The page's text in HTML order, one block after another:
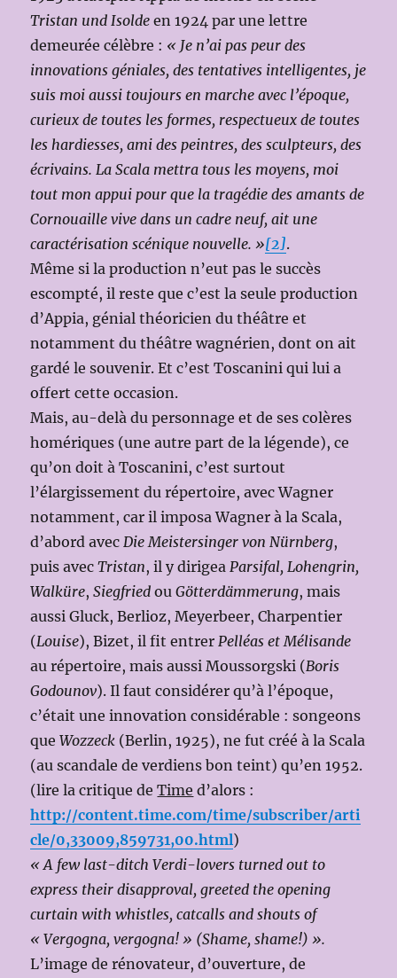
Tristan und Isolde en 1924 par une lettre
demeurée célèbre : « Je n’ai pas peur des
innovations géniales, des tentatives intelligentes, je
suis moi aussi toujours en marche avec l’époque,
curieux de toutes les formes, respectueux de toutes
les hardiesses, ami des peintres, des sculpteurs, des
écrivains. La Scala mettra tous les moyens, moi
tout mon appui pour que la tragédie des amants de
Cornouaille vive dans un cadre neuf, ait une
caractérisation scénique nouvelle. »[2].
Même si la production n’eut pas le succès
escompté, il reste que c’est la seule production
d’Appia, génial théoricien du théâtre et
notamment du théâtre wagnérien, dont on ait
gardé le souvenir. Et c’est Toscanini qui lui a
offert cette occasion.
Mais, au-delà du personnage et de ses colères
homériques (une autre part de la légende), ce
qu’on doit à Toscanini, c’est surtout
l’élargissement du répertoire, avec Wagner
notamment, car il imposa Wagner à la Scala,
d’abord avec Die Meistersinger von Nürnberg,
puis avecTristan, il y dirigea Parsifal, Lohengrin,
Walküre,Siegfried ouGötterdämmerung, mais
aussi Gluck, Berlioz, Meyerbeer, Charpentier
(Louise), Bizet, il fit entrer Pelléas et Mélisande
au répertoire, mais aussi Moussorgski (Boris
Godounov). Il faut considérer qu’à l’époque,
c’était une innovation considérable : songeons
queWozzeck (Berlin, 1925), ne fut créé à la Scala
(au scandale de verdiens bon teint) qu’en 1952.
(lire la critique deTime d’alors :
http://content.time.com/time/subscriber/arti
cle/0,33009,859731,00.html)
« A few last-ditch Verdi-lovers turned out to
express their disapproval, greeted the opening
curtain with whistles, catcalls and shouts of
« Vergogna, vergogna! » (Shame, shame!) ».
L’image de rénovateur, d’ouverture, de